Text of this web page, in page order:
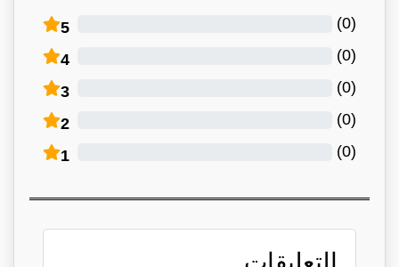
5 (
0
)
4 (
0
)
3 (
0
)
2 (
0
)
1 (
0
)